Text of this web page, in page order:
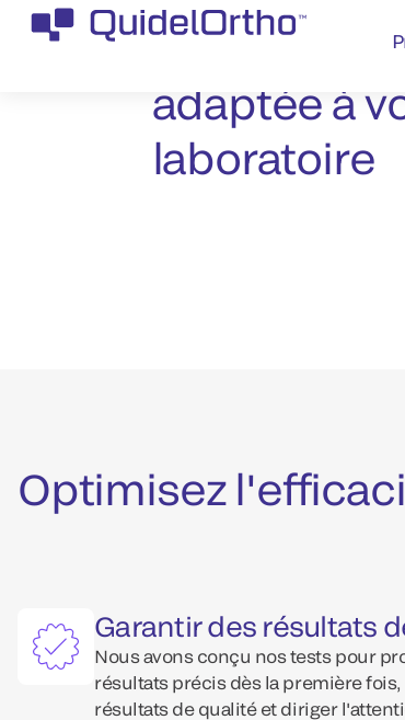
Trouvez la
adaptée à
laboratoire
Optimisez
Garantir des résultats
Nous avons conçu nos tests pour
résultats précis dès la première
résultats de qualité et diriger